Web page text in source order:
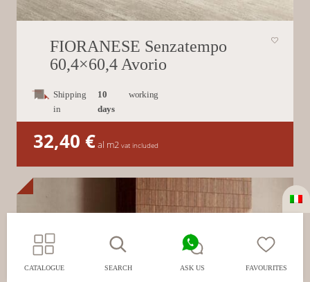
FIORANESE Senzatempo
60,4×60,4 Avorio
Shipping
in
10
days
working
32,40 €al m2 vat included
CATALOGUE SEARCH ASK US FAVOURITES